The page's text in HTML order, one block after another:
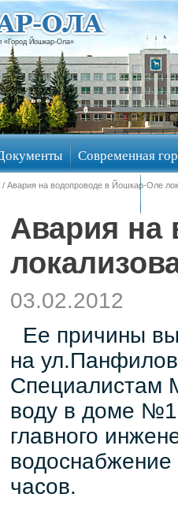
«Город Йошкар-Ола»
Современная
обсуждения
/ Авария на водопроводе в Йошкар-Оле
Авария на
03.02.2012
Ее причины
на
Специалистам
воду в доме
главного
часов.